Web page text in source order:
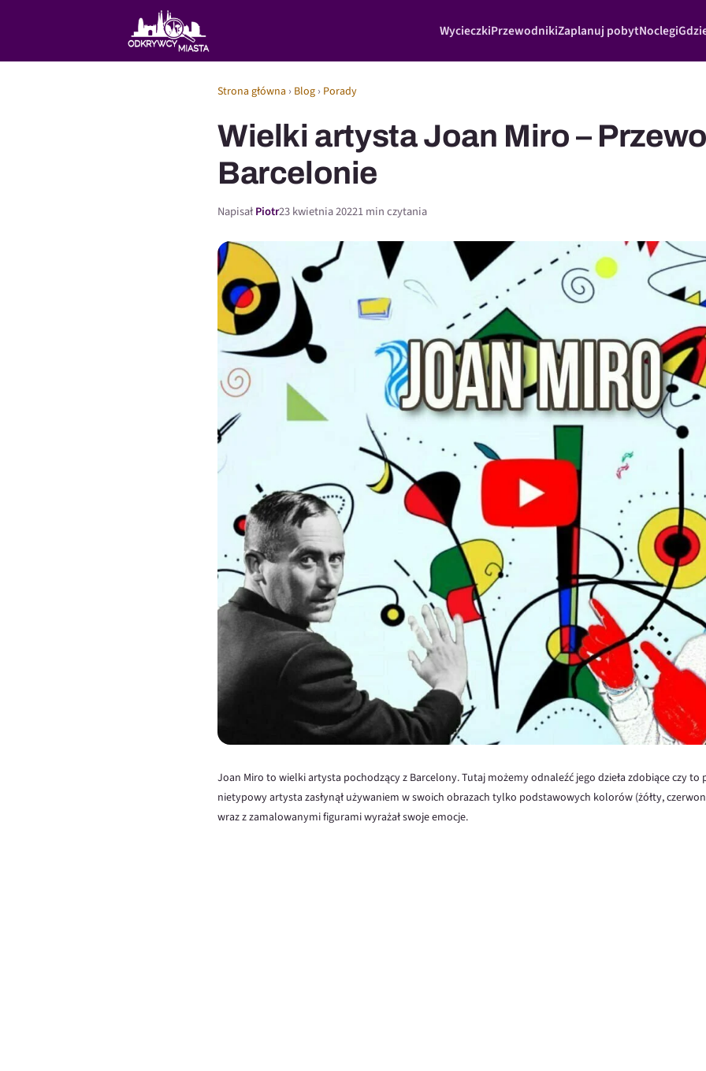
WycieczkiPrzewodnikiZaplanuj pobytNoclegi
Strona główna › Blog › Porady
Wielki artysta Joan Miro –
Barcelonie
NapisałPiotr23 kwietnia 20221 min czytania
Joan Miro to wielki artysta pochodzący z Barcelony. Tutaj możemy odnaleźć jego dzieła zdobiące czy to
nietypowy artysta zasłynął używaniem w swoich obrazach tylko podstawowych kolorów (żółty,
wraz z zamalowanymi figurami wyrażał swoje emocje.